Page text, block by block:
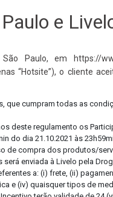
e
Paulo, em https://
“Hotsite”), o cliente
que cumpram todas as
deste regulamento os
do dia 21.10.2021 às
de compra dos produtos/
enviada à Livelo pela
a: (i) frete, (ii)
e (iv) quaisquer tipos de